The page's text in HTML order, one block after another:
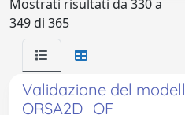
Mostrati risultati da 330 a
349 di 365
Validazione del
ORSA2D_OF